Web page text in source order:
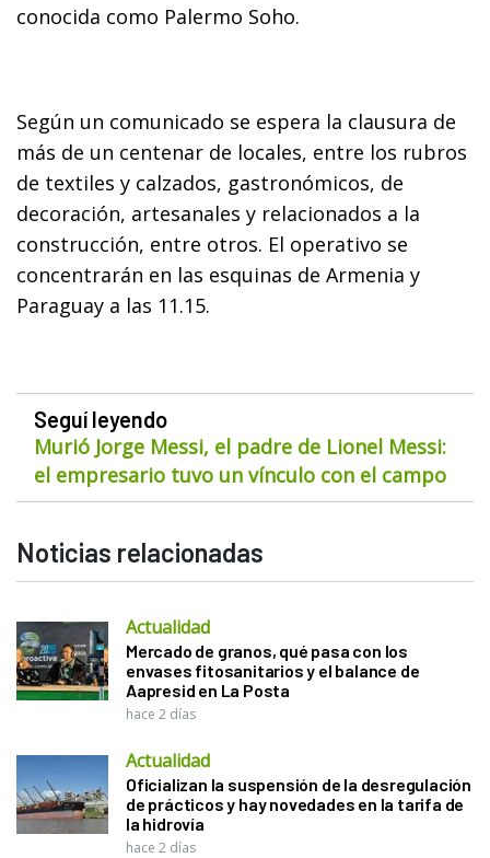
conocida como Palermo Soho.
Según un comunicado se espera la clausura de
más de un centenar de locales, entre los rubros
de textiles y calzados, gastronómicos, de
decoración, artesanales y relacionados a la
construcción, entre otros. El operativo se
concentrarán en las esquinas de Armenia y
Paraguay a las 11.15.
Seguí leyendo
Murió Jorge Messi, el padre de Lionel Messi:
el empresario tuvo un vínculo con el campo
Noticias relacionadas
Actualidad
Mercado de granos, qué pasa con los
envases fitosanitarios y el balance de
Aapresid en La Posta
hace 2 días
Actualidad
Oficializan la suspensión de la desregulación
de prácticos y hay novedades en la tarifa de
la hidrovía
hace 2 días